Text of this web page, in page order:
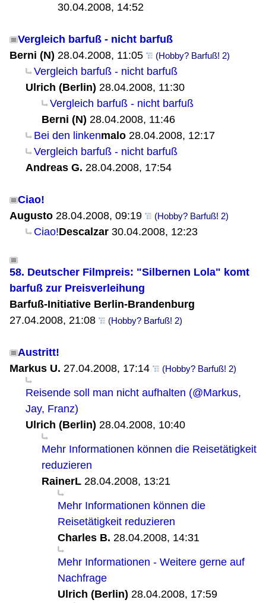
30.04.2008, 14:52
Vergleich barfuß - nicht barfuß
Berni (N) 28.04.2008, 11:05 (Hobby? Barfuß! 2)
Vergleich barfuß - nicht barfuß
Ulrich (Berlin) 28.04.2008, 11:30
Vergleich barfuß - nicht barfuß
Berni (N) 28.04.2008, 11:46
Bei den linkenmalo 28.04.2008, 12:17
Vergleich barfuß - nicht barfuß
Andreas G. 28.04.2008, 17:54
Ciao!
Augusto 28.04.2008, 09:19 (Hobby? Barfuß! 2)
Ciao!Descalzar 30.04.2008, 12:23
58. Deutscher Filmpreis: "Silbernen Lola" komt
barfuß zur Preisverleihung
Barfuß-Initiative Berlin-Brandenburg
27.04.2008, 21:08
(Hobby? Barfuß! 2)
Austritt!
Markus U. 27.04.2008, 17:14 (Hobby? Barfuß! 2)
Reisende soll man nicht aufhalten (@Markus,
Jay, Franz)
Ulrich (Berlin) 28.04.2008, 10:40
Mehr Informationen können die Reisetätigkeit
reduzieren
RainerL 28.04.2008, 13:21
Mehr Informationen können die
Reisetätigkeit reduzieren
Charles B. 28.04.2008, 14:31
Mehr Informationen - Weitere gerne auf
Nachfrage
Ulrich (Berlin) 28.04.2008, 17:59